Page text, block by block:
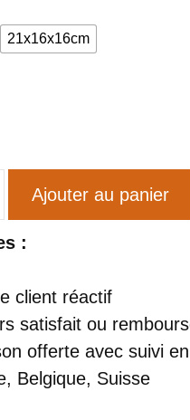
21x16x16cm
quantité
Cochon
Heureux
Ajouter au panier
:
client réactif
satisfait ou
offerte avec suivi en
Belgique, Suisse